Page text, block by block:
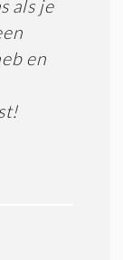
als je
en